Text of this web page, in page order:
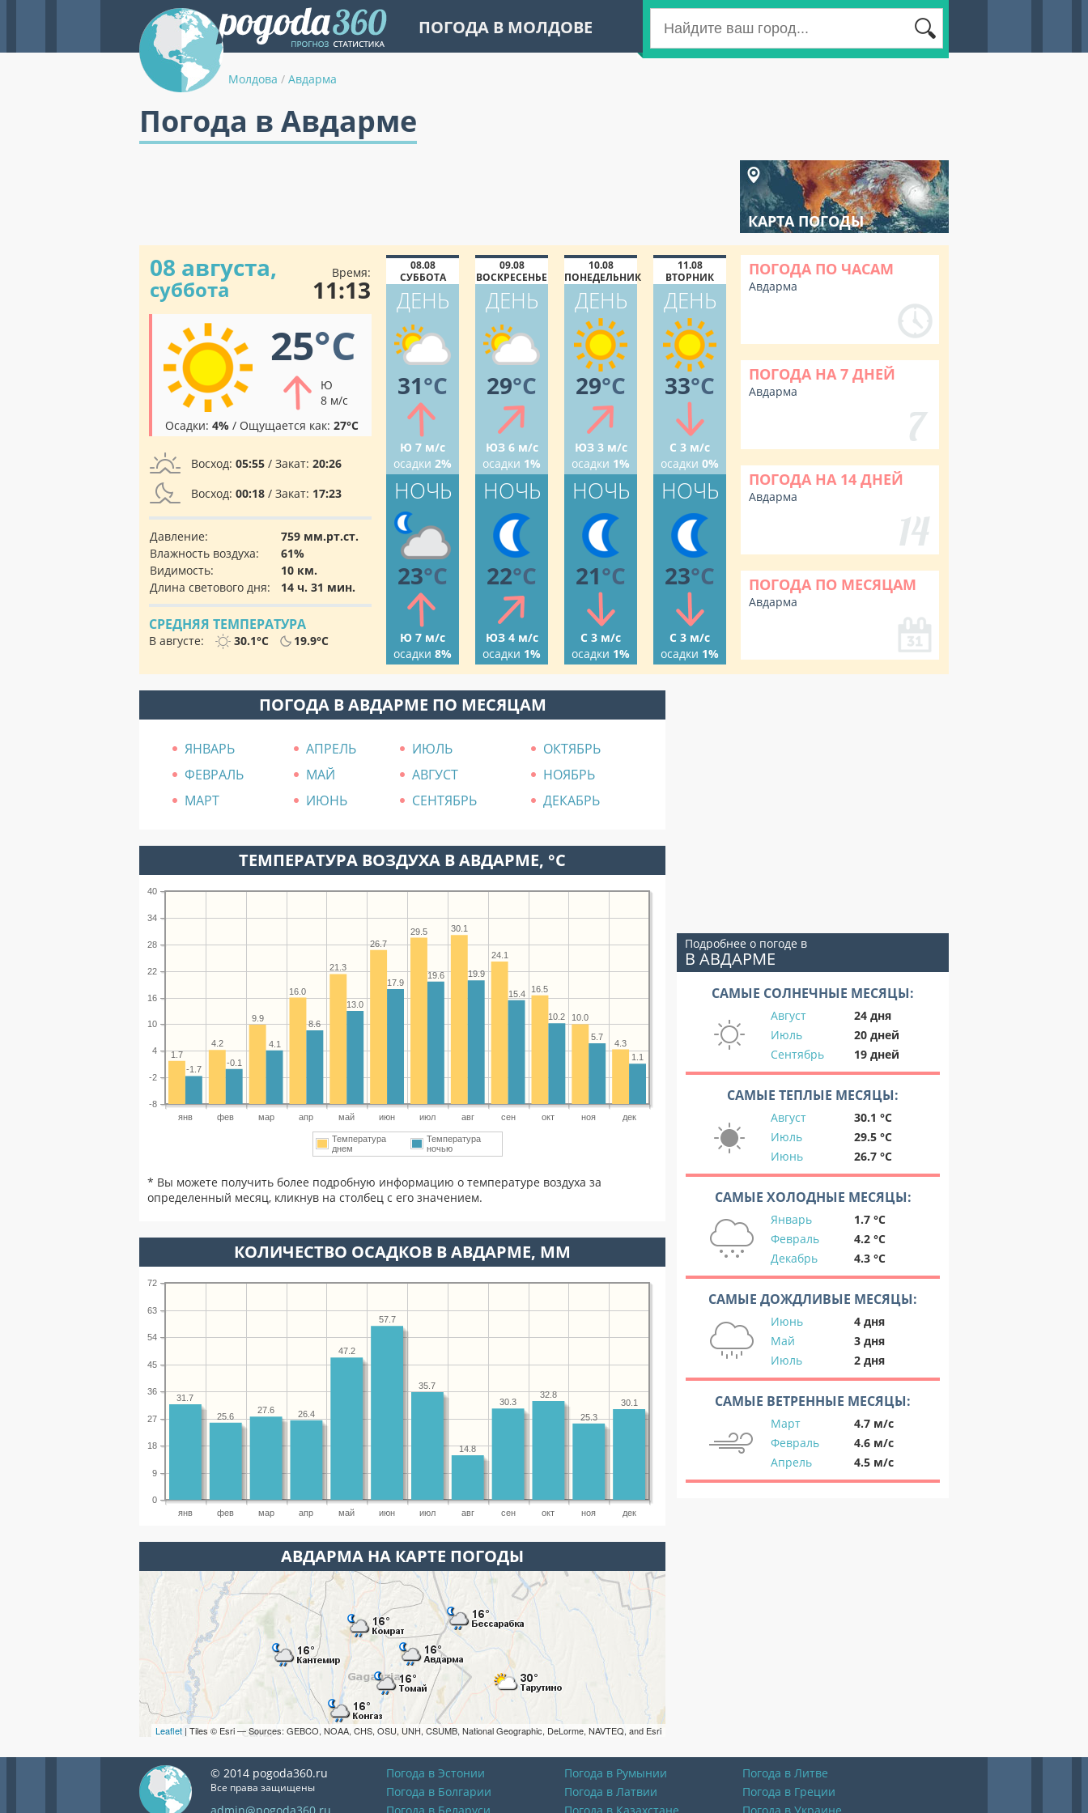
ПОГОДА В МОЛДОВЕ
Молдова / Авдарма
Погода в Авдарме
КАРТА ПОГОДЫ
08 августа,
суббота
Время:
11:13
25°C
Ю
8 м/с
Осадки: 4% / Ощущается как: 27°C
Восход: 05:55 / Закат: 20:26
Восход: 00:18 / Закат: 17:23
Давление:
759 мм.рт.ст.
Влажность воздуха:
61%
Видимость:
10 км.
Длина светового дня:
14 ч. 31 мин.
СРЕДНЯЯ ТЕМПЕРАТУРА
В августе: 30.1°C 19.9°C
08.08
СУББОТА
ДЕНЬ
31°C
Ю 7 м/с
осадки 2%
НОЧЬ
23°C
Ю 7 м/с
осадки 8%
09.08
ВОСКРЕСЕНЬЕ
ДЕНЬ
29°C
ЮЗ 6 м/с
осадки 1%
НОЧЬ
22°C
ЮЗ 4 м/с
осадки 1%
10.08
ПОНЕДЕЛЬНИК
ДЕНЬ
29°C
ЮЗ 3 м/с
осадки 1%
НОЧЬ
21°C
С 3 м/с
осадки 1%
11.08
ВТОРНИК
ДЕНЬ
33°C
С 3 м/с
осадки 0%
НОЧЬ
23°C
С 3 м/с
осадки 1%
ПОГОДА ПО ЧАСАМ
Авдарма
ПОГОДА НА 7 ДНЕЙ
Авдарма
ПОГОДА НА 14 ДНЕЙ
Авдарма
ПОГОДА ПО МЕСЯЦАМ
Авдарма
ПОГОДА В АВДАРМЕ ПО МЕСЯЦАМ
ЯНВАРЬ АПРЕЛЬ ИЮЛЬ
ОКТЯБРЬ
ФЕВРАЛЬ
МАЙ АВГУСТ
НОЯБРЬ
МАРТ
ИЮНЬ СЕНТЯБРЬ ДЕКАБРЬ
ТЕМПЕРАТУРА ВОЗДУХА В АВДАРМЕ, °C
янв фев мар апр май июн июл авг сен окт ноя дек
-8
-2
4
10
16
22
28
34
40
4.3
10.0
16.5
24.1
30.1
29.5
26.7
21.3
16.0
9.9
4.2
1.7
1.1
5.7
10.2
15.4
19.9
19.6
17.9
13.0
8.6
4.1
-0.1
-1.7
Температура
днем
Температура
ночью
* Вы можете получить более подробную информацию о температуре воздуха за
определенный месяц, кликнув на столбец с его значением.
КОЛИЧЕСТВО ОСАДКОВ В АВДАРМЕ, ММ
янв фев мар апр май июн июл авг сен окт ноя дек
0
9
18
27
36
45
54
63
72
30.1
25.3
32.8
30.3
14.8
35.7
57.7
47.2
26.4
27.6
25.6
31.7
АВДАРМА НА КАРТЕ ПОГОДЫ
Leaflet | Tiles © Esri — Sources: GEBCO, NOAA, CHS, OSU, UNH, CSUMB, National Geographic, DeLorme, NAVTEQ, and Esri
Подробнее о погоде в
В АВДАРМЕ
САМЫЕ СОЛНЕЧНЫЕ МЕСЯЦЫ:
Август
24 дня
Июль
20 дней
Сентябрь
19 дней
САМЫЕ ТЕПЛЫЕ МЕСЯЦЫ:
Август
30.1 °C
Июль
29.5 °C
Июнь
26.7 °C
САМЫЕ ХОЛОДНЫЕ МЕСЯЦЫ:
Январь
1.7 °C
Февраль
4.2 °C
Декабрь
4.3 °C
САМЫЕ ДОЖДЛИВЫЕ МЕСЯЦЫ:
Июнь
4 дня
Май
3 дня
Июль
2 дня
САМЫЕ ВЕТРЕННЫЕ МЕСЯЦЫ:
Март
4.7 м/с
Февраль
4.6 м/с
Апрель
4.5 м/с
© 2014 pogoda360.ru
Все права защищены
Погода в Эстонии Погода в Румынии
Погода в Литве
Погода в Болгарии
Погода в Латвии
Погода в Греции